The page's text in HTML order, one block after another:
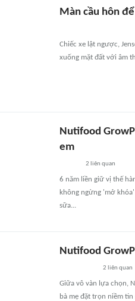
Màn cầu hôn
Chiếc xe lật ngược,
xuống mặt đất với âm
Nutifood
em
2 liên quan
6 năm liền giữ vị thế
không ngừng 'mở
sữa...
Nutifood
2 liên quan
Giữa vô vàn lựa chọn,
bà mẹ đặt trọn niềm tin